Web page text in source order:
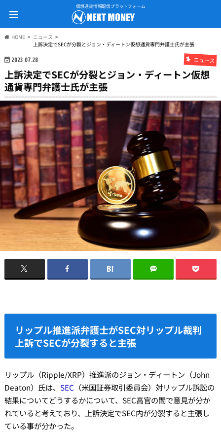
仮想通貨情報配信プラットフォーム
HOME
ニュース
上訴決定でSECが分裂とジョン・ディートン仮想通貨専門弁護士氏が主張
2023.07.28 ニュース
上訴決定でSECが分裂とジョン・ディートン仮想
通貨専門弁護士氏が主張
リップル推進派弁護士がSEC対リップル裁判
上訴でSECが分裂すると主張
リップル（Ripple/XRP）推進派のジョン・ディートン（John
Deaton）氏は、 SEC （米国証券取引委員会）対リップル訴訟の
結果についてどうするかについて、SEC高官の間で意見が分か
れていると考えており、上訴決定でSEC内が分裂すると主張し
ている事が分かった。